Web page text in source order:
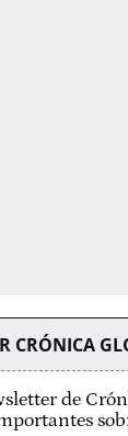
CRÓNICA
de